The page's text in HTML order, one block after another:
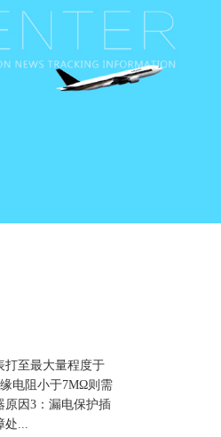
打至最大量程度于
电阻小于7MΩ则需
原因3：漏电保护插
处...